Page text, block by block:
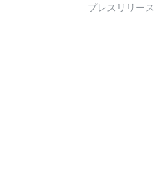
プレスリリース